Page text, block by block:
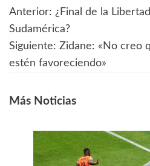
Navegación
de
entradas
Anterior: ¿Final de la
Sudamérica?
Siguiente: Zidane: «No creo
estén favoreciendo»
Más Noticias